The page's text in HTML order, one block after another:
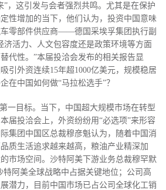
”，这引发与会者强烈共鸣。尤其是在保护
性增加的当下，他们认为，投资中国意味
零部件供应商——德国采埃孚集团执行副
济活力、人文包容度还是政策环境等方面
代性。”本届投洽会发布的相关报告显
引外资连续15年超1000亿美元，规模稳居
在中国如何做“马拉松选手”？
一目标。当下，中国超大规模市场在转型
届投洽会上，外资纷纷用“必选项”来形容
集团中国区总裁穆彦魁认为，随着中国消
质生活追求越来越高，粮油产业精深加
市场空间。沙特阿美下游业务总裁穆罕默
特阿美全球战略中占据关键地位；公司高
潜力，目前中国市场已占公司全球化工销